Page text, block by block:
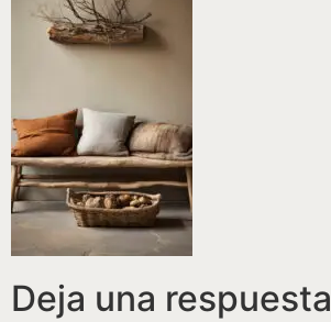
Deja una respuesta